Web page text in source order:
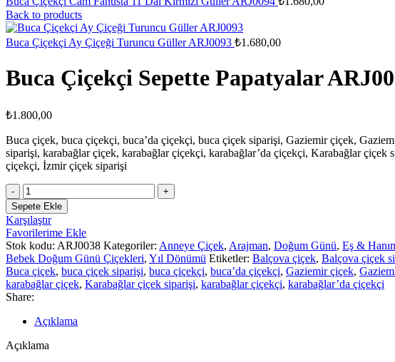
Back to products
Buca Çiçekçi Ay Çiçeği Turuncu Güller ARJ0093 ₺1.680,00
Buca Çiçekçi Sepette Papatyalar
₺1.800,00
Buca çiçek, buca çiçekçi, buca’da çiçekçi, buca çiçek siparişi, Gaziemir çiçek,
siparişi, karabağlar çiçek, karabağlar çiçekçi, karabağlar’da çiçekçi, Karabağlar
çiçekçi, İzmir çiçek siparişi
Buca
Çiçekçi
Sepette
Papatyalar
ARJ0038
adet
Sepete Ekle
Karşılaştır
Favorilerime Ekle
Stok kodu: ARJ0038 Kategoriler: Anneye Çiçek, Arajman, Doğum Günü, Eş &
Bebek Doğum Günü Çiçekleri, Yıl Dönümü Etiketler: Balçova çiçek, Balçova çiçek
Buca çiçek, buca çiçek siparişi, buca çiçekçi, buca’da çiçekçi, Gaziemir çiçek,
karabağlar çiçek, Karabağlar çiçek siparişi, karabağlar çiçekçi, karabağlar’da çiçekçi
Share:
Açıklama
Açıklama